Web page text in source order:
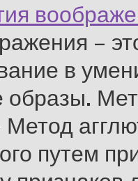
–
в
Метод
путем